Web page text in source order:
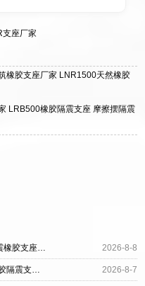
，地址：衡水高新
行业生产经验，国标
全系列支座，资
型、深化、供货、安
13323182312。
支座厂家
橡胶支座厂家 LNR1500天然橡胶
LRB500橡胶隔震支座 摩擦摆隔震
HDR400高阻尼支座厂家 LNR1200建筑隔震橡胶支座生产加工 建筑LRB400的抗震支座 2026-8-8
橡胶隔震支座LRB800源头工厂 房屋建筑橡胶隔震支座源头工厂 钢结构建筑抗震支座源头工厂 2026-8-7